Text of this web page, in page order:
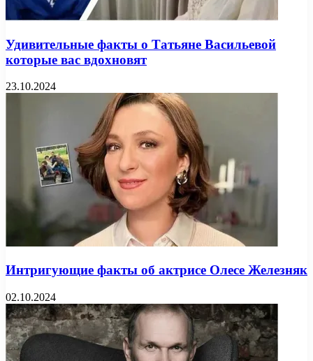
Удивительные факты о Татьяне Васильевой
которые вас вдохновят
23.10.2024
Интригующие факты об актрисе Олесе Железняк
02.10.2024